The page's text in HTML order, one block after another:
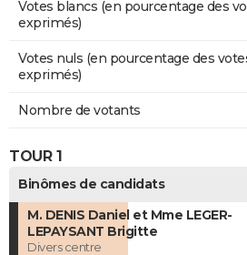
Votes blancs (en pourcentage des
exprimés)
Votes nuls (en pourcentage des
exprimés)
Nombre de votants
TOUR 1
Binômes de candidats
M. DENIS Daniel et Mme LEGER-
LEPAYSANT Brigitte
Divers centre